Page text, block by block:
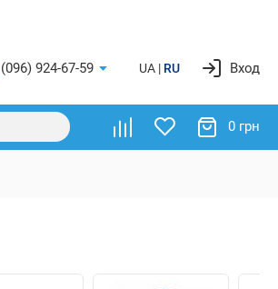
(096) 924-67-59 UA RU Вход
0 грн